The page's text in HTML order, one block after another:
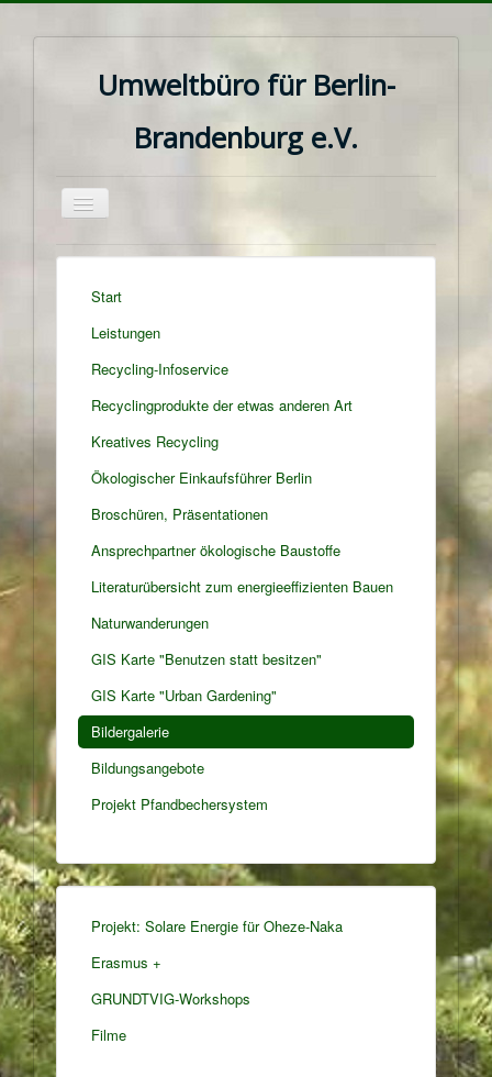
Umweltbüro für Berlin-
Brandenburg e.V.
Navigation
Start
Leistungen
Recycling-Infoservice
Recyclingprodukte der etwas anderen Art
Kreatives Recycling
Ökologischer Einkaufsführer Berlin
Broschüren, Präsentationen
Ansprechpartner ökologische Baustoffe
Literaturübersicht zum energieeffizienten Bauen
Naturwanderungen
GIS Karte "Benutzen statt besitzen"
GIS Karte "Urban Gardening"
Bildergalerie
Bildungsangebote
Projekt Pfandbechersystem
Projekt: Solare Energie für Oheze-Naka
Erasmus +
GRUNDTVIG-Workshops
Filme